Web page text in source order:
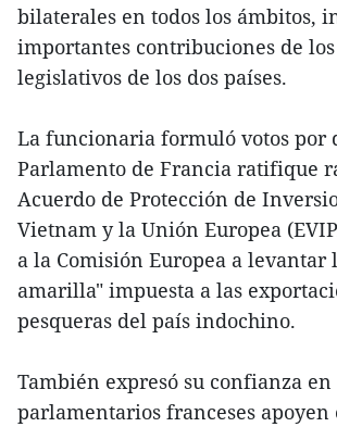
bilaterales en todos los ámbitos,
importantes contribuciones de
legislativos de los dos países.
La funcionaria formuló votos por
Parlamento de Francia ratifique
Acuerdo de Protección de
Vietnam y la Unión Europea
a la Comisión Europea a levantar
amarilla" impuesta a las
pesqueras del país indochino.
También expresó su confianza en
parlamentarios franceses apoyen